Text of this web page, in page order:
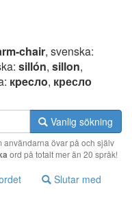
chair, svenska:
sillón, sillon,
кpecлo, кресло
Vanlig sökning
användarna övar på och själv
ord på totalt mer än 20 språk!
Slutar med